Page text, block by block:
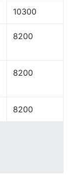
10300
8200
8200
8200